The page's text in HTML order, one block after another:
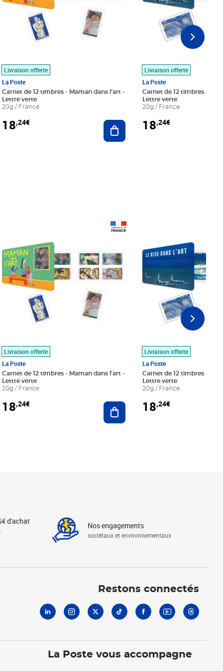
au panier
Livraison offerte
La Poste
Carnet de 12 timbres - Maman dans l'art -
Lettre verte
20g / France
18,24€ Ajouter au panier
Livraison offerte
La Poste
Carnet de 12 timbres - Le
Lettre verte
20g / France
18,24€
au panier
Livraison offerte
La Poste
Carnet de 12 timbres - Maman dans l'art -
Lettre verte
20g / France
18,24€ Ajouter au panier
Livraison offerte
La Poste
Carnet de 12 timbres - Le
Lettre verte
20g / France
18,24€
d'achat Nos engagements
sociétaux et environnementaux
Restons connectés
La Poste vous accompagne